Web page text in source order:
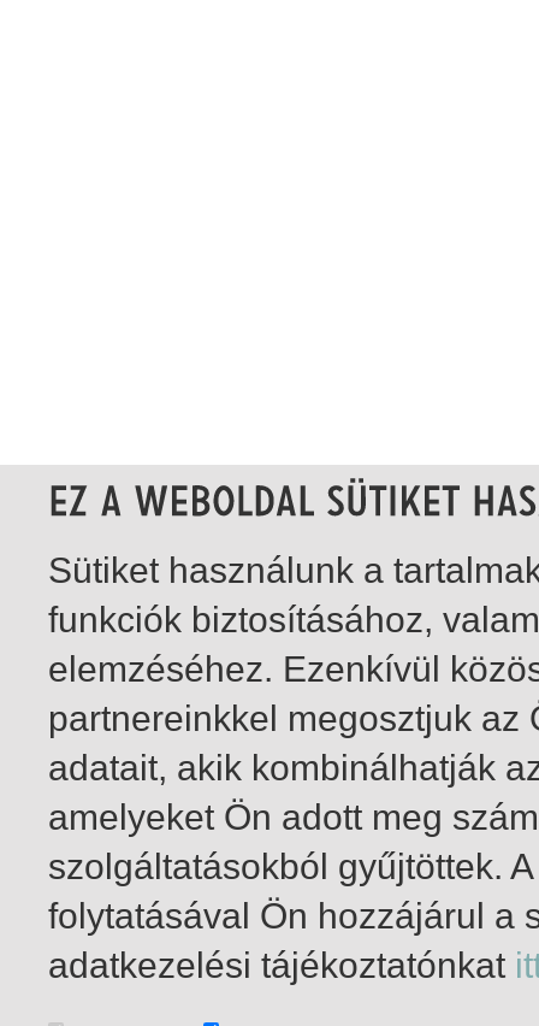
1-2 / total 2 hit
Sütiket használunk a
funkciók biztosításához,
elemzéséhez. Ezenkívül
partnereinkkel megosztjuk
adatait, akik kombinálhatják
amelyeket Ön adott meg
szolgáltatásokból gyűjtöttek.
folytatásával Ön hozzájárul a
adatkezelési tájékoztatónkat